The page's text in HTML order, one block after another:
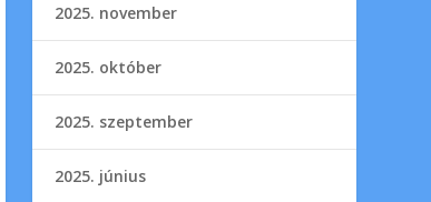
2025. november
2025. október
2025. szeptember
2025. június